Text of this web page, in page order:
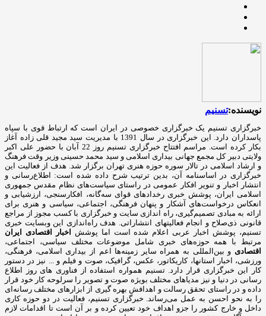
نویسنده:تسنیم
خبرگزاری تسنیم یک خبرگزاری خصوصی در ایران است که ارتباط قوی با سپاه
پاسداران دارد. این خبرگزاری در سال 1391 با مدیریت سید مجید قلی زاده آغاز
بکار کرده است. مراسم افتتاح خبرگزاری تسنیم روز 22 آبان با حضور علی اکبر
ولایتی دبیر کل مجمع جهانی بیداری اسلامی و سید محمد حسینی وزیر وقت فرهنگ
و ارشاد اسلامی در تالار سوره حوزه هنری تهران برگزار شد. هدف از فعالیت این
خبرگزاری در اساسنامه آن، بدین ترتیب شرح داده شده است: اطلاع‌رسانی و
انتشار اخبار و تنویر افکار عمومی در راستای سیاست‌های نظام مقدس جمهوری
اسلامی ایران، پوشش خبری رخدادهای قوای سه‌گانه، افکارسنجی، ارزشیابی و
انعکاس درخواست‌های آشکار و پنهان فرهنگی، اجتماعی، سیاسی و هنری برای
ارائه به مبادی تصمیم‌گیری، راه اندازی سایت و خبرگزاری با کسب مجوز از مراجع
قانونی ذی‌صلاح و انجام فعالیتهای انتشاراتی. هدف راه‌اندازی این وبسایت خبری
تسنیم، پوشش اخبار عربی اعلام شده است اما پوشش اخبار اقتصادی ایران
مرتبط با همه حوزه‌های خبری شامل موضوعات مختلف سیاسی، اجتماعی،
اقتصادی و بین‌المللی به همراه سایر زمینه‌ها اعم از بیداری اسلامی، فرهنگی،
ورزشی، اخبار استانها، کاریکاتور، عکس، گرافیک، صوت و فیلم و ... نیز در دستور
کار این خبرگزاری قرار دارد. تسنیم همواره استفاده از فناوری های روز اطلاع
رسانی در دنیا و نیز مدیاهای مختلف بویژه صوت و تصویر را سرلوحه کار خود قرار
داده و در راستای تحقق رسالت و اهدافش بهره گیری از ابزارهای مختلف رسانه‌ای
را به نحو احسن به عمل می‌رساند. خبرگزاری تسنیم، فعالیت در دو حوزه کاری
داخل و خارج کشور را جزو اهداف خود تعیین کرده و بر آن است تا اقدامات لازم